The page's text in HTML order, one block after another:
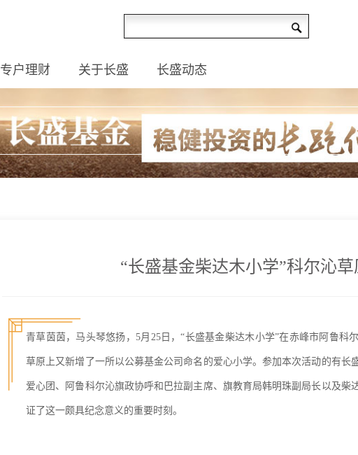
专户理财 关于长盛 长盛动态
“长盛基金柴达木小学”科尔沁
青草茵茵，马头琴悠扬，5月25日，“长盛基金柴达木小学”在赤峰市阿鲁科
草原上又新增了一所以公募基金公司命名的爱心小学。参加本次活动的有长
爱心团、阿鲁科尔沁旗政协呼和巴拉副主席、旗教育局韩明珠副局长以及柴
证了这一颇具纪念意义的重要时刻。